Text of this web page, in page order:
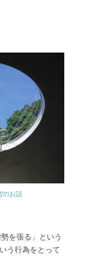
のお話
を張る」という
う行為をとって